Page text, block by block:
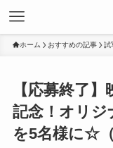
ホーム おすすめの記事 試
【応募終了
記念！オリジ
を5名様に☆（